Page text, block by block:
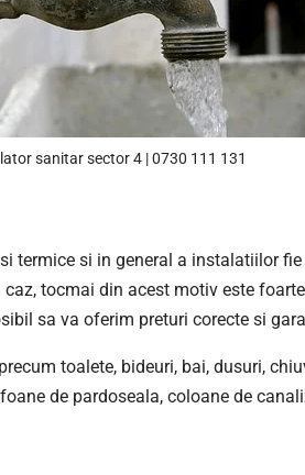
sanitar sector 4 | 0730 111 131
termice si in general a instalatiilor
tocmai din acest motiv este
sa va oferim preturi corecte si
toalete, bideuri, bai, dusuri,
de pardoseala, coloane de